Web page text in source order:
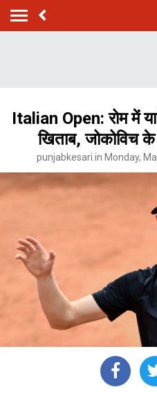
Italian Open: रोम में
खिताब, जोकोविच
punjabkesari.in Monday,